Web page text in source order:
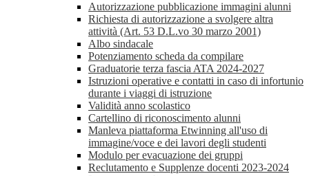
Autorizzazione pubblicazione immagini alunni
Richiesta di autorizzazione a svolgere altra
attività (Art. 53 D.L.vo 30 marzo 2001)
Albo sindacale
Potenziamento scheda da compilare
Graduatorie terza fascia ATA 2024-2027
Istruzioni operative e contatti in caso di infortunio
durante i viaggi di istruzione
Validità anno scolastico
Cartellino di riconoscimento alunni
Manleva piattaforma Etwinning all'uso di
immagine/voce e dei lavori degli studenti
Modulo per evacuazione dei gruppi
Reclutamento e Supplenze docenti 2023-2024